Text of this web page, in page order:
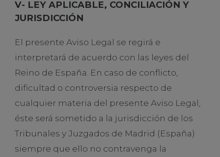
V- LEY APLICABLE, CONCILIACIÓN Y
JURISDICCIÓN
El presente Aviso Legal se regirá e
interpretará de acuerdo con las leyes del
Reino de España. En caso de conflicto,
dificultad o controversia respecto de
cualquier materia del presente Aviso Legal,
éste será sometido a la jurisdicción de los
Tribunales y Juzgados de Madrid (España)
siempre que ello no contravenga la